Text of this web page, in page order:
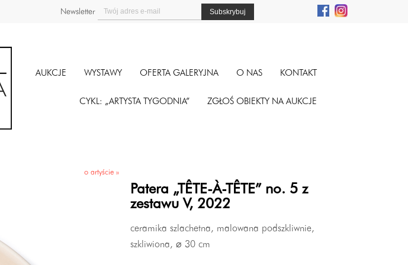
Newsletter
AUKCJE WYSTAWY OFERTA GALERYJNA O NAS KONTAKT
CYKL: „ARTYSTA TYGODNIA” ZGŁOŚ OBIEKTY NA AUKCJE
o artyście »
Patera „TÊTE-À-TÊTE” no. 5 z
zestawu V, 2022
ceramika szlachetna, malowana podszkliwnie,
szkliwiona, ⌀ 30 cm